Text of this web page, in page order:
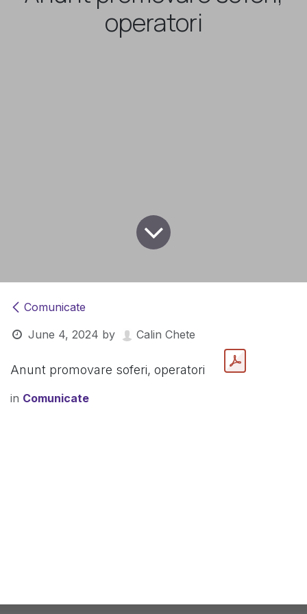
operatori
Comunicate
June 4, 2024 by Calin Chete
Anunt promovare soferi, operatori
in Comunicate